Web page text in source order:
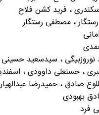
، فرید کشن فلاح
، مصطفی رستگار
نوروزبیگی ، سیدسعید حسینی
، حسنعلی داوودی ،
صادق ، حمیدرضا
بهبودی
فرد